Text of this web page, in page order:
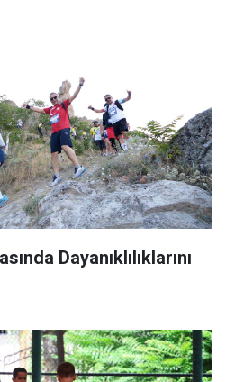
Dayanıklılıklarını